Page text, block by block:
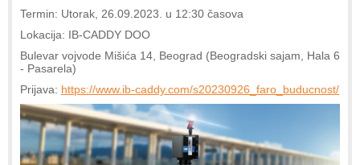
Termin: Utorak, 26.09.2023. u 12:30 časova
Lokacija: IB-CADDY DOO
Bulevar vojvode Mišića 14, Beograd (Beogradski sajam, Hala 6
- Pasarela)
Prijava: https://www.ib-caddy.com/s20230926_faro_buducnost/